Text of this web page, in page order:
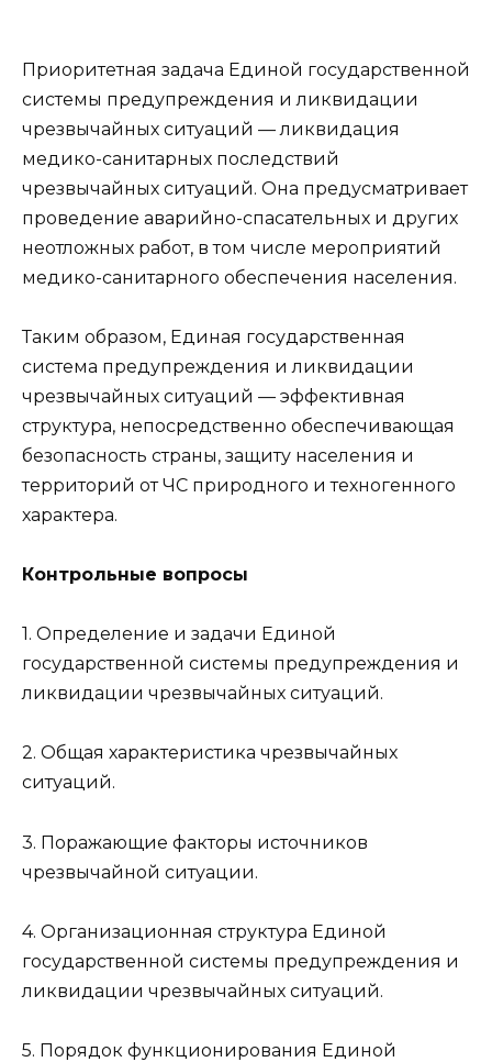
Приоритетная задача Единой государственной
системы предупреждения и ликвидации
чрезвычайных ситуаций — ликвидация
медико-санитарных последствий
чрезвычайных ситуаций. Она предусматривает
проведение аварийно-спасательных и других
неотложных работ, в том числе мероприятий
медико-санитарного обеспечения населения.
Таким образом, Единая государственная
система предупреждения и ликвидации
чрезвычайных ситуаций — эффективная
структура, непосредственно обеспечивающая
безопасность страны, защиту населения и
территорий от ЧС природного и техногенного
характера.
Контрольные вопросы
1. Определение и задачи Единой
государственной системы предупреждения и
ликвидации чрезвычайных ситуаций.
2. Общая характеристика чрезвычайных
ситуаций.
3. Поражающие факторы источников
чрезвычайной ситуации.
4. Организационная структура Единой
государственной системы предупреждения и
ликвидации чрезвычайных ситуаций.
5. Порядок функционирования Единой